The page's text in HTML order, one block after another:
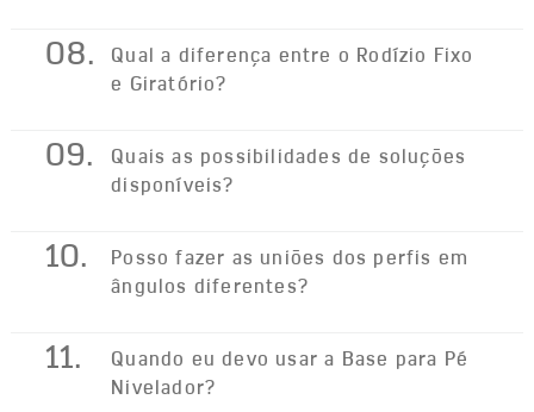
08.
Qual a diferença entre o Rodízio Fixo
e Giratório?
09.
Quais as possibilidades de soluções
disponíveis?
10.
Posso fazer as uniões dos perfis em
ângulos diferentes?
11.
Quando eu devo usar a Base para Pé
Nivelador?